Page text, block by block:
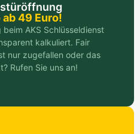
ab 49 Euro!
AKS Schlüsseldienst
kalkuliert. Fair
nur zugefallen oder das
Rufen Sie uns an!